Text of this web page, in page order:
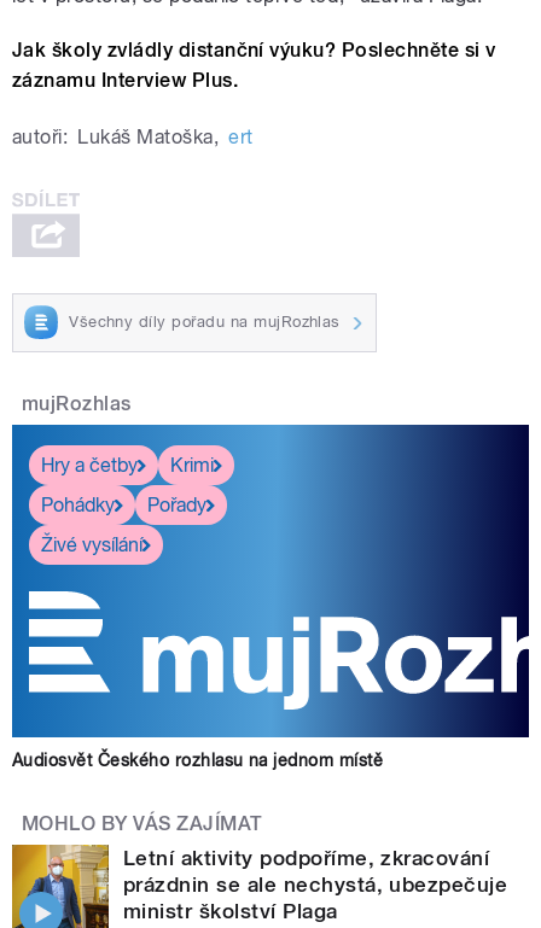
Jak školy zvládly distanční výuku? Poslechněte si v
záznamu Interview Plus.
autoři: Lukáš Matoška, ert
Všechny díly pořadu na mujRozhlas
mujRozhlas
Hry a četby
Krimi
Pohádky
Pořady
Živé vysílání
Audiosvět Českého rozhlasu na jednom místě
MOHLO BY VÁS ZAJÍMAT
Letní aktivity podpoříme, zkracování
prázdnin se ale nechystá, ubezpečuje
ministr školství Plaga